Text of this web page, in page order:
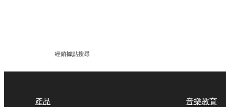
經銷據點搜尋
產品 音樂教育